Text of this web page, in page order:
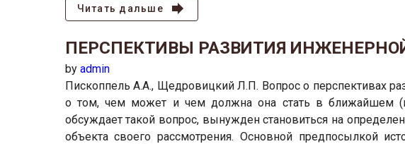
Читать дальше
ПЕРСПЕКТИВЫ РАЗВИТИЯ
by admin
Пископпель А.А., Щедровицкий Л.П. Вопрос о перспективах
о том, чем может и чем должна она стать в ближайшем
обсуждает такой вопрос, вынужден становиться на
объекта своего рассмотрения. Основной предпосылкой